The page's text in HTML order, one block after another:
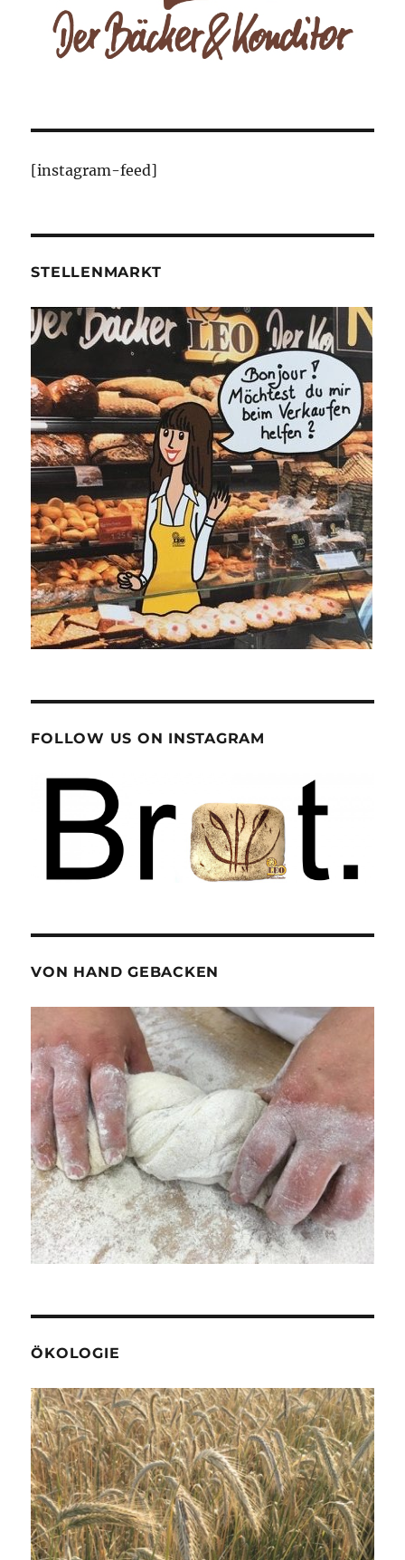
[instagram-feed]
STELLENMARKT
FOLLOW US ON INSTAGRAM
VON HAND GEBACKEN
ÖKOLOGIE